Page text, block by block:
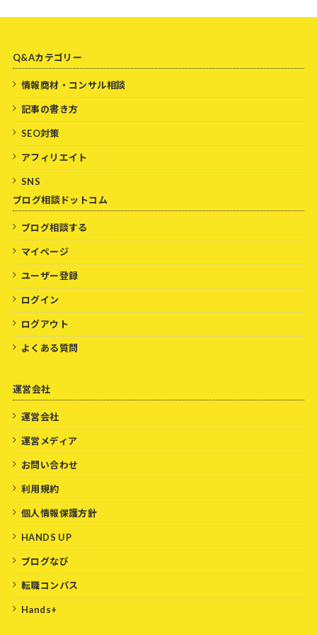
Q&Aカテゴリー
情報商材・コンサル相談
記事の書き方
SEO対策
アフィリエイト
SNS
ブログ相談ドットコム
ブログ相談する
マイページ
ユーザー登録
ログイン
ログアウト
よくある質問
運営会社
運営会社
運営メディア
お問い合わせ
利用規約
個人情報保護方針
HANDS UP
ブログなび
転職コンパス
Hands+